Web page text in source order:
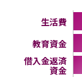
生活費
教育資金
借入金返済
資金